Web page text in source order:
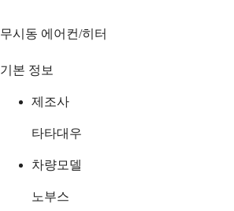
무시동 에어컨/히터
기본 정보
제조사
타타대우
차량모델
노부스